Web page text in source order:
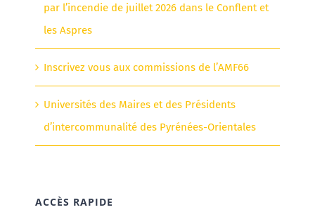
par l’incendie de juillet 2026 dans le Conflent et
les Aspres
Inscrivez vous aux commissions de l’AMF66
Universités des Maires et des Présidents
d’intercommunalité des Pyrénées-Orientales
ACCÈS RAPIDE